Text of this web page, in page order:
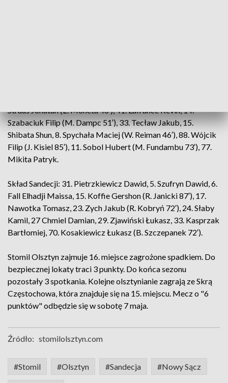
Straus Jonatan (Ł. Moneta 46′), 41. Lafrance Kevin, 14.
Szabaciuk Filip (M. Dampc 51′), 33. Tecław Jakub, 15.
Shibata Shun, 8. Spychała Maciej (W. Reiman 46′), 88. Wójcik
Filip (J. Kisiel 85′), 11. Sobol Hubert (M. Fundambu 73′), 77.
Mikita Patryk.
Skład Sandecji: 31. Pietrzkiewicz Dawid, 5. Szufryn Dawid, 6.
Fall Elhadji Maissa, 15. Koffie Gershon (R. Janicki 87′), 17.
Nawotka Tomasz, 23. Zych Jakub (R. Kobryń 72′), 24. Słaby
Kamil, 27 Chmiel Damian, 29. Zjawiński Łukasz, 33. Kasprzak
Bartłomiej, 70. Kosakiewicz Łukasz (B. Szczepanek 72′).
Stomil Olsztyn zajmuje 16. miejsce zagrożone spadkiem. Do
bezpiecznej lokaty traci 3 punkty. Do końca sezonu
pozostały 3 spotkania. Kolejne olsztynianie zagrają ze Skrą
Częstochowa, która znajduje się na 15. miejscu. Mecz o "6
punktów" odbędzie się w sobotę 7 maja.
Źródło: stomilolsztyn.com
#Stomil #Olsztyn #Sandecja #Nowy Sącz